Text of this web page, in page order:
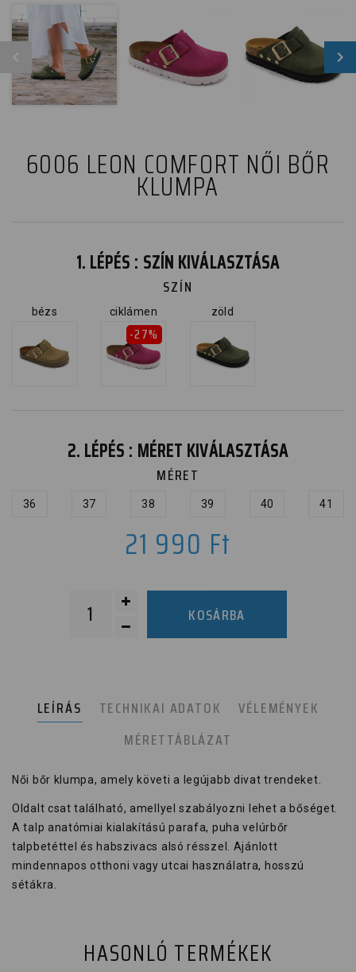
6006 LEON COMFORT NŐI BŐR
KLUMPA
1. LÉPÉS : SZÍN KIVÁLASZTÁSA
SZÍN
bézs ciklámen
-27%
zöld
2. LÉPÉS : MÉRET KIVÁLASZTÁSA
MÉRET
36 37 38 39 40 41
21 990 Ft
KOSÁRBA
LEÍRÁS TECHNIKAI ADATOK
VÉLEMÉNYEK
MÉRETTÁBLÁZAT
Női bőr klumpa, amely követi a legújabb divat trendeket.
Oldalt csat található, amellyel szabályozni lehet a bőséget.
A talp anatómiai kialakítású parafa, puha velúrbőr
talpbetéttel és habszivacs alsó résszel. Ajánlott
mindennapos otthoni vagy utcai használatra, hosszú
sétákra.
HASONLÓ TERMÉKEK